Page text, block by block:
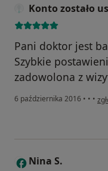
Konto zostało
Pani doktor jest
Szybkie
zadowolona z
6 października 2016 • • • w
N Nina S.